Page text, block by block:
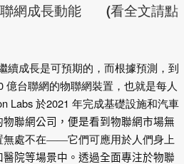
聯網成長動能 (看全文請點
續成長是可預期的，而根據預測， 到
億台聯網的物聯網裝置，也就是每人
Labs於2021 年完成基礎設施和汽車
聯網公司，便是看到物聯網市場無
無處不在——它們可應用於人們身上
醫院等場景中。透過全面專注於物聯